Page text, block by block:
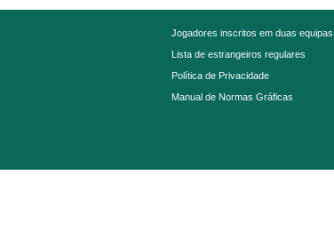
Jogadores inscritos em duas equipas
Lista de estrangeiros regulares
Política de Privacidade
Manual de Normas Gráficas